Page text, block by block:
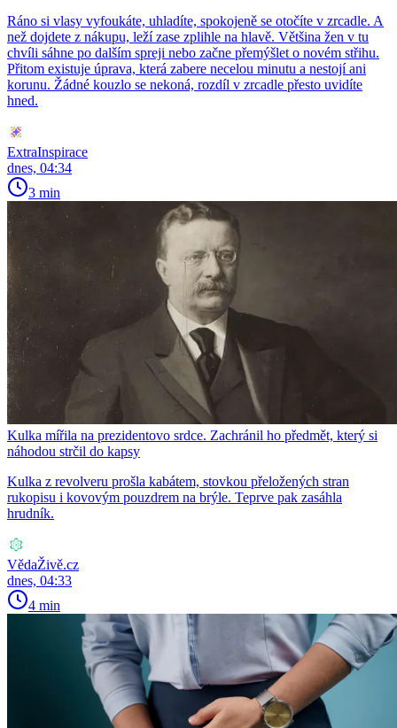
Ráno si vlasy vyfoukáte, uhladíte, spokojeně se otočíte v zrcadle. A
než dojdete z nákupu, leží zase zplihle na hlavě. Většina žen v tu
chvíli sáhne po dalším spreji nebo začne přemýšlet o novém střihu.
Přitom existuje úprava, která zabere necelou minutu a nestojí ani
korunu. Žádné kouzlo se nekoná, rozdíl v zrcadle přesto uvidíte
hned.
ExtraInspirace
dnes, 04:34
3 min
Kulka mířila na prezidentovo srdce. Zachránil ho předmět, který si
náhodou strčil do kapsy
Kulka z revolveru prošla kabátem, stovkou přeložených stran
rukopisu i kovovým pouzdrem na brýle. Teprve pak zasáhla
hrudník.
VědaŽivě.cz
dnes, 04:33
4 min